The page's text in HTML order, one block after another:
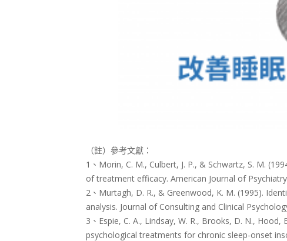
（註）參考文獻：
1、Morin, C. M., Culbert, J. P., & Schwartz, S. M.
of treatment efficacy. American Journal of
2、Murtagh, D. R., & Greenwood, K. M. (1995).
analysis. Journal of Consulting and Clinical
3、Espie, C. A., Lindsay, W. R., Brooks, D. N.,
psychological treatments for chronic sleep-onset